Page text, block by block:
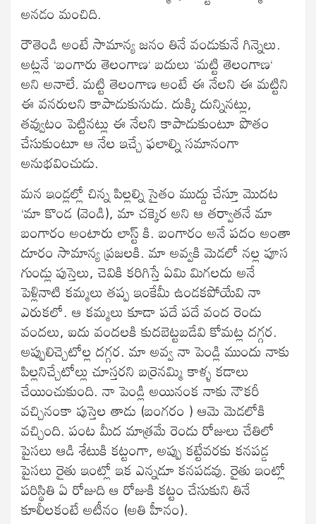
అనడం మంచిది.
రౌతెండి అంటే సామాన్య జనం తినే వండుకునే గిన్నెలు.
అట్లనే ‘బంగారు తెలంగాణ‘ బదులు ‘మట్టి తెలంగాణ‘
అని అనాలే. మట్టి తెలంగాణ అంటే ఈ నేలని ఈ మట్టిని
ఈ వనరులని కాపాడుకునుడు. దుక్కి దున్నినట్లు,
తవ్వుటం పెట్టినట్లు ఈ నేలని కాపాడుకుంటూ పొతం
చేసుకుంటూ ఆ నేల ఇచ్చే ఫలాల్ని సమానంగా
అనుభవించుడు.
మన ఇండ్లల్లో చిన్న పిల్లల్ని సైతం ముద్దు చేస్తూ మొదట
‘మా కొండ (వెండి), మా చక్కెర అని ఆ తర్వాతనే మా
బంగారం అంటారు లాస్ట్ కి. బంగారం అనే పదం అంతా
దూరం సామాన్య ప్రజలకి. మా అవ్వకి మెడలో నల్ల పూస
గుండ్లు పుస్తెలు, చెవికి కరిగిస్తే ఏమి మిగలదు అనే
పెళ్లినాటి కమ్మలు తప్ప ఇంకేమీ ఉండకపోయేవి నా
ఎరుకలో. ఆ కమ్మలు కూడా పదే పదే వంద రెండు
వందలు, ఐదు వందలకి కుదబెట్టబడేవి కోమట్ల దగ్గర.
అప్పులిచ్చెటోల్ల దగ్గర. మా అవ్వ నా పెండ్లి ముందు నాకు
పిల్లనిచ్చేటోల్లు చూస్తరని బర్రెనమ్మి కాళ్ళ కడాలు
చేయించుకుంది. నా పెండ్లి అయినంక నాకు నౌకరీ
వచ్చినంకా పుస్తెల తాడు (బంగరం ) ఆమె మెడలోకి
వచ్చింది. పంట మీద మాత్రమే రెండు రోజులు చేతిలో
పైసలు ఆడి శేటుకి కట్టంగా, అప్పు కట్టేవరకు కనపడ్డ
పైసలు రైతు ఇంట్లో ఇక ఎన్నడూ కనపడవు. రైతు ఇంట్లో
పరిస్థితి ఏ రోజుది ఆ రోజుకి కట్టం చేసుకుని తినే
కూలీలకంటే అటీనం (అతి హీనం).